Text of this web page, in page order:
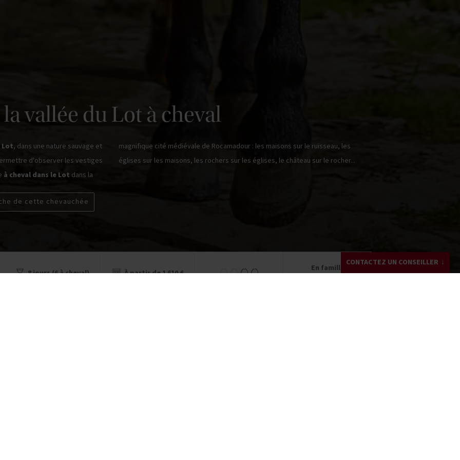
vallée du Lot à cheval
Lot, dans une nature sauvage et
d'observer les vestiges
à cheval dans le Lot dans la
magnifique cité médiévale de Rocamadour : les maisons sur le ruisseau, les
églises sur les maisons, les rochers sur les églises, le château sur le rocher...
de cette chevauchée
8 jours (6 à cheval) À partir de 1 610 €
En famille CONTACTEZ UN CONSEILLER